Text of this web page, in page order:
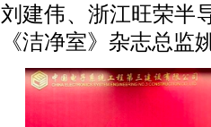
刘建伟、浙江旺荣半
《洁净室》杂志总监